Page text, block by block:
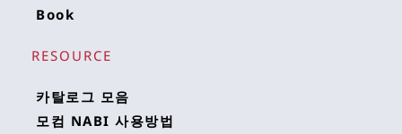
Book
RESOURCE
카탈로그 모음
모컴 NABI 사용방법